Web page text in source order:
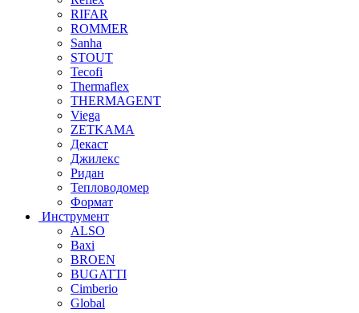
RIFAR
ROMMER
Sanha
STOUT
Tecofi
Thermaflex
THERMAGENT
Viega
ZETKAMA
Декаст
Джилекс
Ридан
Тепловодомер
Формат
Инструмент
ALSO
Baxi
BROEN
BUGATTI
Cimberio
Global